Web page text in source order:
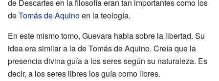
de Descartes en la filosofía eran tan importantes como los
deTomás de Aquinoen la teología.
En este mismo tomo, Guevara habla sobre la libertad. Su
idea era similar a la de Tomás de Aquino. Creía que la
presencia divina guía a los seres según su naturaleza. Es
decir, a los seres libres los guía como libres.